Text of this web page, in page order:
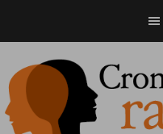
to
main
content
to
footer